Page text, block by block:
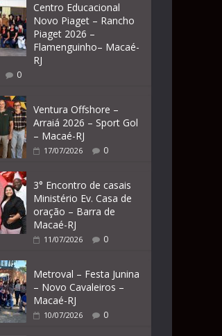
Centro Educacional
Novo Piaget – Rancho
Piaget 2026 –
Flamenguinho– Macaé-
RJ
0
Ventura Offshore –
Arraiá 2026 – Sport Gol
– Macaé-RJ
17/07/2026 0
3° Encontro de casais
Ministério Ev. Casa de
oração – Barra de
Macaé-RJ
11/07/2026 0
Metroval – Festa Junina
– Novo Cavaleiros –
Macaé-RJ
10/07/2026 0